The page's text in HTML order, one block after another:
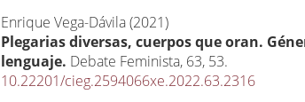
Enrique Vega-Dávila (2021)
Plegarias diversas, cuerpos que oran.
lenguaje. Debate Feminista, 63, 53.
10.22201/cieg.2594066xe.2022.63.2316